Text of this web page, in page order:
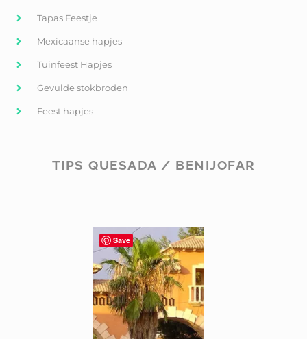
Tapas Feestje
Mexicaanse hapjes
Tuinfeest Hapjes
Gevulde stokbroden
Feest hapjes
TIPS QUESADA / BENIJOFAR
Save